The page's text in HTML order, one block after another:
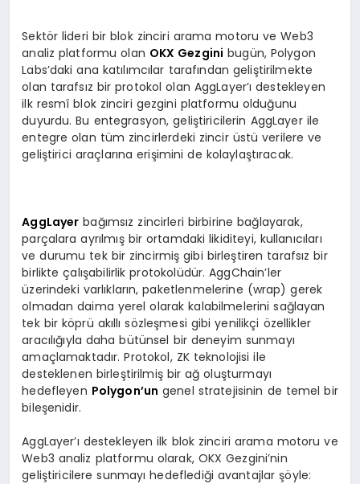
Sektör lideri bir blok zinciri arama motoru ve Web3
analiz platformu olan OKX Gezgini bugün, Polygon
Labs’daki ana katılımcılar tarafından geliştirilmekte
olan tarafsız bir protokol olan AggLayer’ı destekleyen
ilk resmî blok zinciri gezgini platformu olduğunu
duyurdu. Bu entegrasyon, geliştiricilerin AggLayer ile
entegre olan tüm zincirlerdeki zincir üstü verilere ve
geliştirici araçlarına erişimini de kolaylaştıracak.
AggLayer bağımsız zincirleri birbirine bağlayarak,
parçalara ayrılmış bir ortamdaki likiditeyi, kullanıcıları
ve durumu tek bir zincirmiş gibi birleştiren tarafsız bir
birlikte çalışabilirlik protokolüdür. AggChain’ler
üzerindeki varlıkların, paketlenmelerine (wrap) gerek
olmadan daima yerel olarak kalabilmelerini sağlayan
tek bir köprü akıllı sözleşmesi gibi yenilikçi özellikler
aracılığıyla daha bütünsel bir deneyim sunmayı
amaçlamaktadır. Protokol, ZK teknolojisi ile
desteklenen birleştirilmiş bir ağ oluşturmayı
hedefleyen Polygon’un genel stratejisinin de temel bir
bileşenidir.
AggLayer’ı destekleyen ilk blok zinciri arama motoru ve
Web3 analiz platformu olarak, OKX Gezgini’nin
geliştiricilere sunmayı hedeflediği avantajlar şöyle: